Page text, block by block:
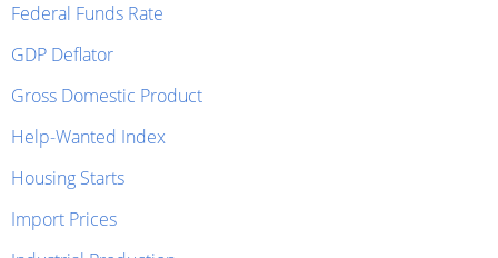
Federal Funds Rate
GDP Deflator
Gross Domestic Product
Help-Wanted Index
Housing Starts
Import Prices